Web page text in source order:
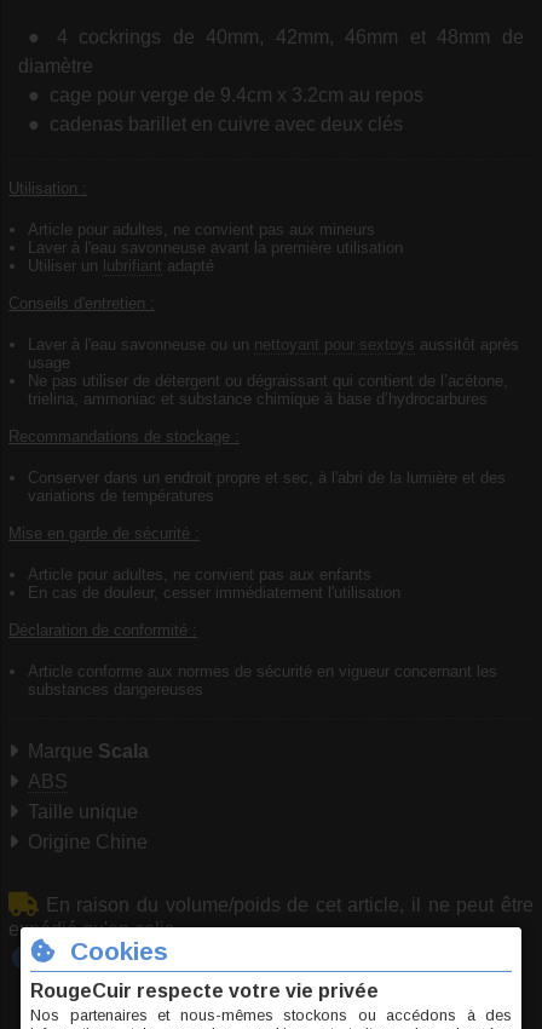
4 cockrings de 40mm, 42mm, 46mm et 48mm de
diamètre
cage pour verge de 9.4cm x 3.2cm au repos
cadenas barillet en cuivre avec deux clés
Utilisation :
Article pour adultes, ne convient pas aux mineurs
Laver à l'eau savonneuse avant la première utilisation
Utiliser un lubrifiant adapté
Conseils d'entretien :
Laver à l'eau savonneuse ou un nettoyant pour sextoys aussitôt après
usage
Ne pas utiliser de détergent ou dégraissant qui contient de l’acétone,
trielina, ammoniac et substance chimique à base d’hydrocarbures
Recommandations de stockage :
Conserver dans un endroit propre et sec, à l'abri de la lumière et des
variations de températures
Mise en garde de sécurité :
Article pour adultes, ne convient pas aux enfants
En cas de douleur, cesser immédiatement l'utilisation
Déclaration de conformité :
Article conforme aux normes de sécurité en vigueur concernant les
substances dangereuses
Marque Scala
ABS
Taille unique
Origine Chine
En raison du volume/poids de cet article, il ne peut être
expédié qu'en colis
Tout savoir sur :